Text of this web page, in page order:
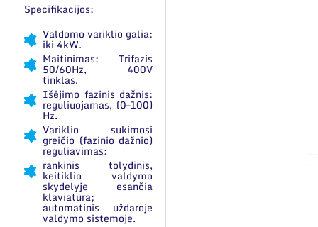
Specifikacijos:
Valdomo variklio galia:
iki 4kW.
Maitinimas: Trifazis
50/60Hz, 400V
tinklas.
Išėjimo fazinis dažnis:
reguliuojamas, (0–100)
Hz.
Variklio sukimosi
greičio (fazinio dažnio)
reguliavimas:
rankinis tolydinis,
keitiklio valdymo
skydelyje esančia
klaviatūra;
automatinis uždaroje
valdymo sistemoje.